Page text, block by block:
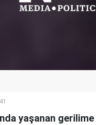
yaşanan